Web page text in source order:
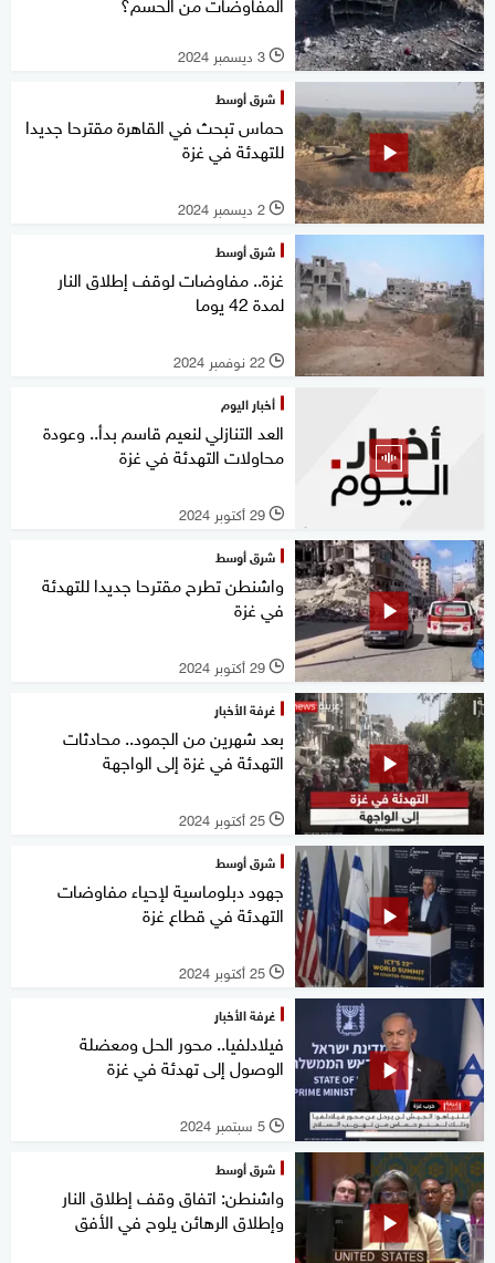
l 3 ديسمبر 2024
شرق أوسط
حماس تبحث في القاهرة مقترحا جديدا
للتهدئة في غزة
l 2 ديسمبر 2024
شرق أوسط
غزة.. مفاوضات لوقف إطلاق النار
لمدة 42 يوما
l 22 نوفمبر 2024
أخبار اليوم
العد التنازلي لنعيم قاسم بدأ.. وعودة
محاولات التهدئة في غزة
l 29 أكتوبر 2024
شرق أوسط
واشنطن تطرح مقترحا جديدا للتهدئة
في غزة
l 29 أكتوبر 2024
غرفة الأخبار
بعد شهرين من الجمود.. محادثات
التهدئة في غزة إلى الواجهة
l 25 أكتوبر 2024
شرق أوسط
جهود دبلوماسية لإحياء مفاوضات
التهدئة في قطاع غزة
l 25 أكتوبر 2024
غرفة الأخبار
فيلادلفيا.. محور الحل ومعضلة
الوصول إلى تهدئة في غزة
l 5 سبتمبر 2024
شرق أوسط
واشنطن: اتفاق وقف إطلاق النار
وإطلاق الرهائن يلوح في الأفق